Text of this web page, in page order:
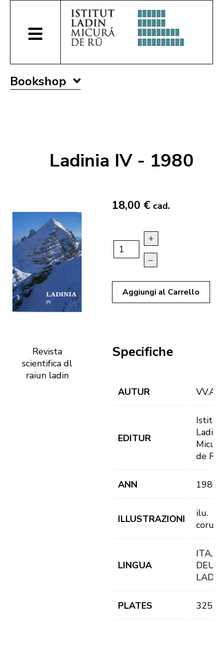
Bookshop
Ladinia IV - 1980
Revista
scientifica dl
raiun ladin
18,00 € cad.
+
–
Aggiungi al Carrello
Specifiche
AUTUR VV.AA.
EDITUR
Istitut
Ladin
Micurà
de Rü
ANN 1980
ILLUSTRAZIONI
ilu.
corusc
LINGUA
ITA,
DEU,
LAD
PLATES 325